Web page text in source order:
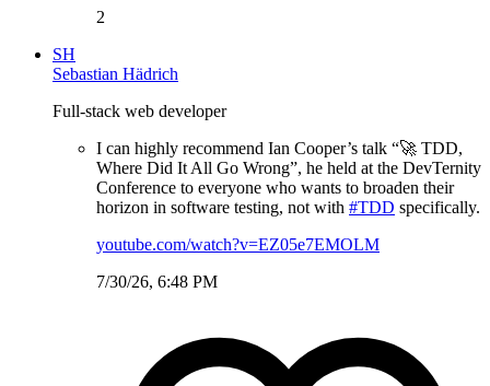
2
SH
Sebastian Hädrich
Full-stack web developer
I can highly recommend Ian Cooper’s talk “🚀 TDD,
Where Did It All Go Wrong”, he held at the DevTernity
Conference to everyone who wants to broaden their
horizon in software testing, not with #TDD specifically.
youtube.com/watch?v=EZ05e7EMOLM
7/30/26, 6:48 PM